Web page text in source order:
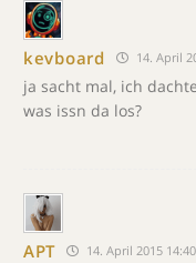
kevboard 14. April
ja sacht mal, ich
was issn da los?
APT 14. April 2015 14:40